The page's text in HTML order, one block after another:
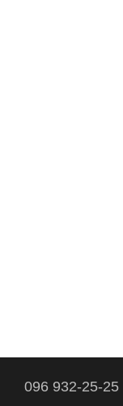
096 932-25-25